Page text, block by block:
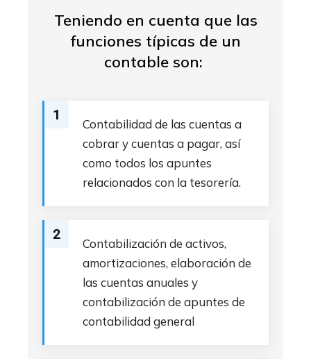
Teniendo en cuenta que las
funciones típicas de un
contable son:
1
Contabilidad de las cuentas a
cobrar y cuentas a pagar, así
como todos los apuntes
relacionados con la tesorería.
2
Contabilización de activos,
amortizaciones, elaboración de
las cuentas anuales y
contabilización de apuntes de
contabilidad general